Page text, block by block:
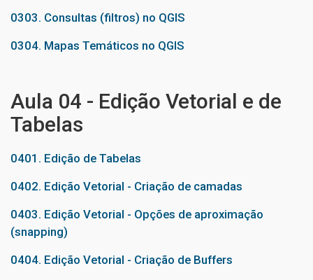
0303. Consultas (filtros) no QGIS
0304. Mapas Temáticos no QGIS
Aula 04 - Edição Vetorial e de
Tabelas
0401. Edição de Tabelas
0402. Edição Vetorial - Criação de camadas
0403. Edição Vetorial - Opções de aproximação
(snapping)
0404. Edição Vetorial - Criação de Buffers